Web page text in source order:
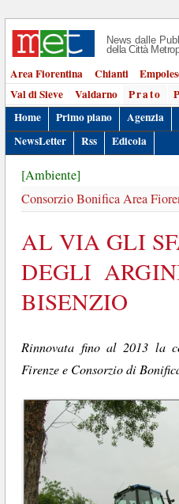
News dalle
della Città
Area Fiorentina Chianti
Val di Sieve
Valdarno Prato
Home
Primo piano Agenzia
NewsLetter
Rss Edicola
[Ambiente]
Consorzio Bonifica Area
AL VIA GLI
DEGLI
BISENZIO
Rinnovata fino al 2013 la
Firenze e Consorzio di